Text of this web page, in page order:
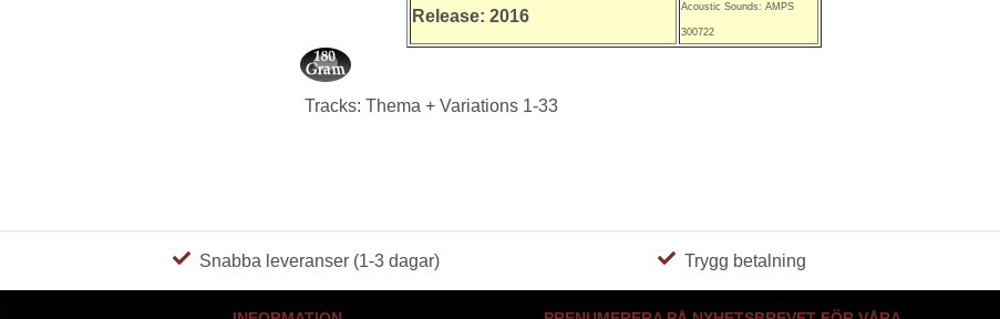
Release: 2016 Acoustic Sounds: AMPS
300722
Tracks: Thema + Variations 1-33
Snabba leveranser (1-3 dagar) Trygg betalning